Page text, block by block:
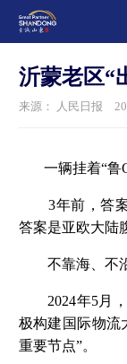
沂蒙老区“
来源： 人民日报
一辆挂着“鲁
3年前，答案
答案是亚欧大陆
不靠海、不沿
2024年5月，
极构建国际物流
重要节点”。